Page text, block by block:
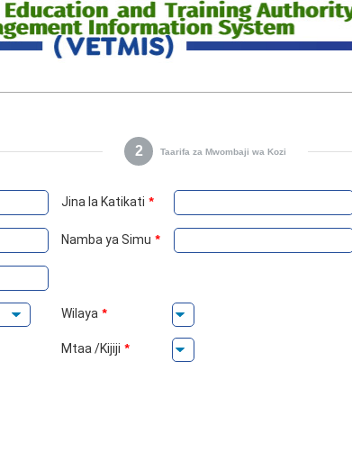
2 Taarifa za Mwombaji wa Kozi
Jina la Katikati *
Namba ya Simu *
Wilaya *
Mtaa /Kijiji *